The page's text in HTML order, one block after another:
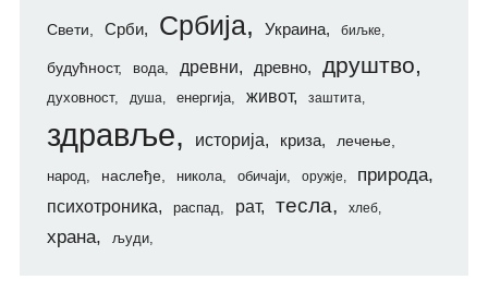
Свети Срби Србија Украина биљке
будућност вода древни древно друштво
духовност душа енергија живот заштита
здравље историја криза лечење
народ наслеђе никола обичаји оружје природа
психотроника распад рат тесла хлеб
храна људи